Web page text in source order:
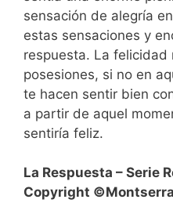
sensación de alegría
estas sensaciones y
respuesta. La felicidad
posesiones, si no en
te hacen sentir bien
a partir de aquel
sentiría feliz.
La Respuesta – Serie
Copyright